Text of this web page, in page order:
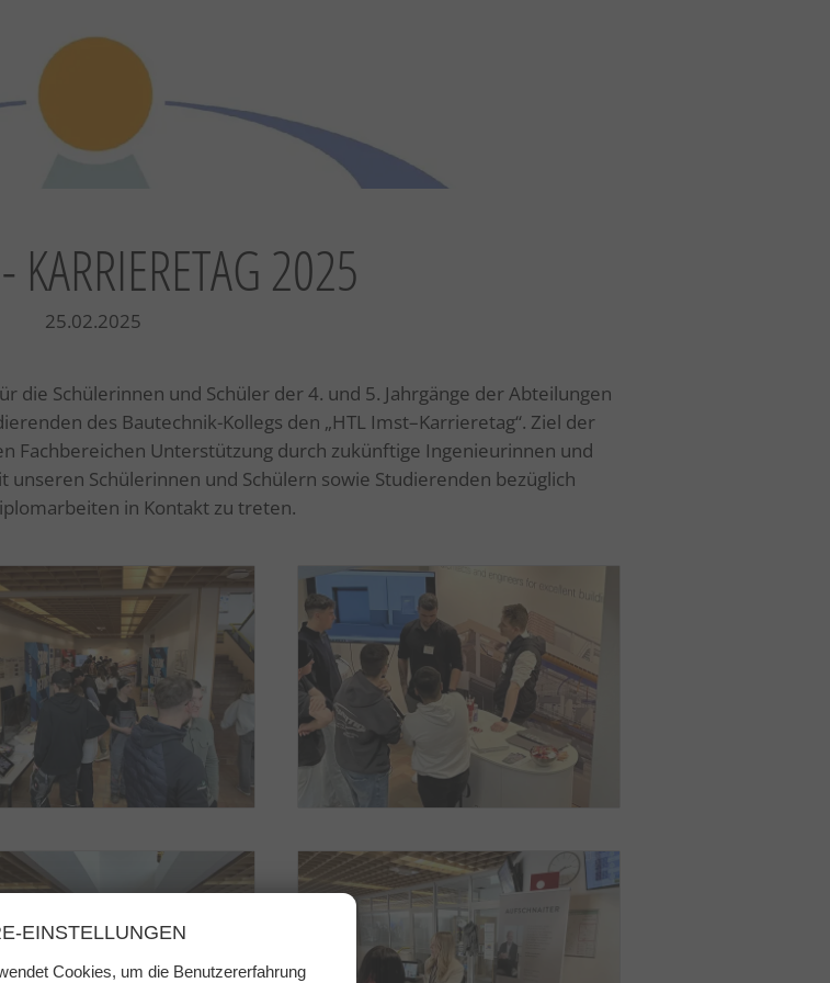
EINSTELLUNGEN
Cookies, um die Benutzererfahrung
KARRIERETAG 2025
25.02.2025
die Schülerinnen und Schüler der 4. und 5. Jahrgänge der Abteilungen
des Bautechnik-Kollegs den „HTL Imst–Karrieretag“. Ziel der
Fachbereichen Unterstützung durch zukünftige Ingenieurinnen und
Schülerinnen und Schülern sowie Studierenden bezüglich
in Kontakt zu treten.